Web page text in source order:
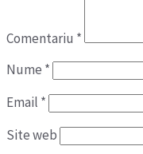
Comentariu *
Nume *
Email *
Site web